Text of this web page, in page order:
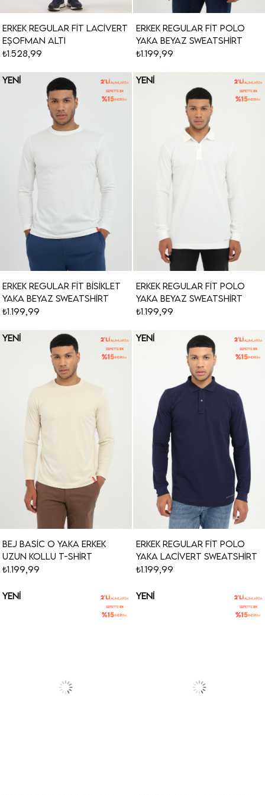
Erkek Regular Fit Lacivert
Eşofman Altı
₺1.528,99
Erkek Regular Fit Polo
Yaka Beyaz Sweatshirt
₺1.199,99
Erkek Regular Fit Bisiklet
Yaka Beyaz Sweatshirt
₺1.199,99
YENI
Erkek Regular Fit Polo
Yaka Beyaz Sweatshirt
₺1.199,99
YENI
Bej Basic O Yaka Erkek
Uzun Kollu T-Shirt
₺1.199,99
YENI
Erkek Regular Fit Polo
Yaka Lacivert Sweatshirt
₺1.199,99
YENI
YENI
YENI